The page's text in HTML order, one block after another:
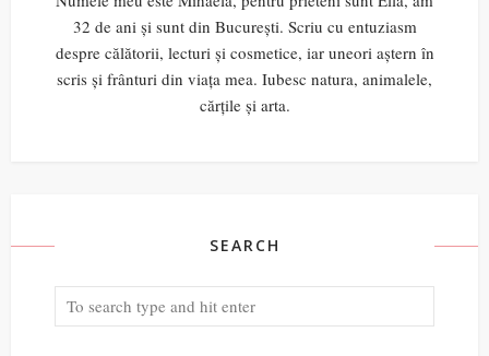
32 de ani și sunt din București. Scriu cu entuziasm
despre călătorii, lecturi și cosmetice, iar uneori aștern în
scris și frânturi din viața mea. Iubesc natura, animalele,
cărțile și arta.
SEARCH